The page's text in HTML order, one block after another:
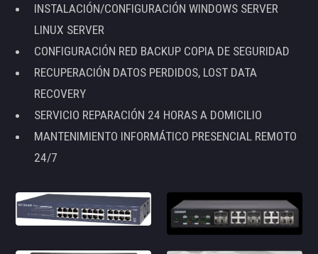
INSTALACIÓN/CONFIGURACIÓN WINDOWS SERVER
LINUX SERVER
CONFIGURACIÓN RED BACKUP COPIA DE SEGURIDAD
RECUPERACIÓN DATOS PERDIDOS, LOST DATA
RECOVERY
SERVICIO REPARACIÓN 24 HORAS A DOMICILIO
MANTENIMIENTO INFORMÁTICO PRESENCIAL REMOTO
24/7